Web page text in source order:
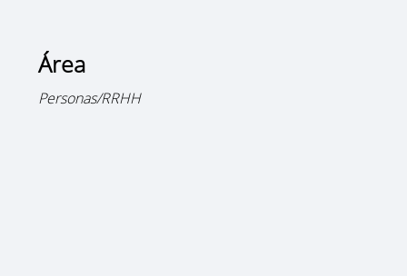
Área
Personas/RRHH